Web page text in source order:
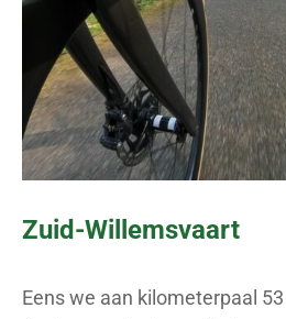
Zuid-Willemsvaart
Eens we aan kilometerpaal